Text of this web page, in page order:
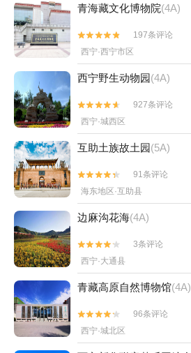
青海藏文化博物院(4A)


197条评论
西宁·西宁市区
西宁野生动物园(4A)


927条评论
西宁·城西区
互助土族故土园(5A)


91条评论
海东地区·互助县
边麻沟花海(4A)


3条评论
西宁·大通县
青藏高原自然博物馆(4A)


96条评论
西宁·城北区